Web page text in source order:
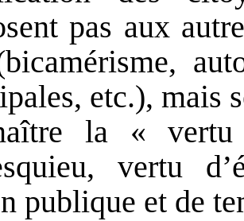
pas aux
etc.), mais
la «
vertu
publique et de